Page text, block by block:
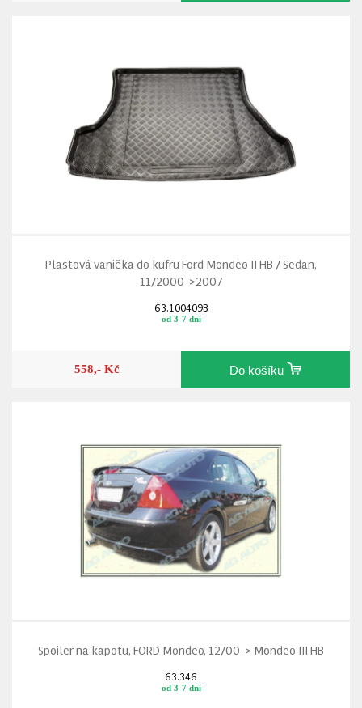
Plastová vanička do kufru Ford Mondeo II HB / Sedan,
11/2000->2007
63.100409B
od 3-7 dní
558,- Kč Do košíku
Spoiler na kapotu, FORD Mondeo, 12/00-> Mondeo III HB
63.346
od 3-7 dní